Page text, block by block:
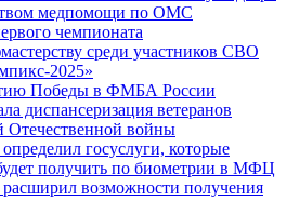
медпомощи по ОМС
чемпионата
среди участников СВО
2025»
Победы в ФМБА России
диспансеризация ветеранов
Отечественной войны
госуслуги, которые
получить по биометрии в МФЦ
возможности получения